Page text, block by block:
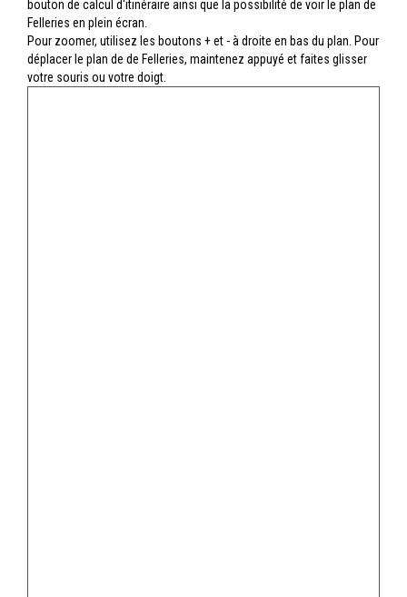
bouton de calcul d'itinéraire ainsi que la possibilité de voir le plan de
Felleries en plein écran.
Pour zoomer, utilisez les boutons + et - à droite en bas du plan. Pour
déplacer le plan de de Felleries, maintenez appuyé et faites glisser
votre souris ou votre doigt.